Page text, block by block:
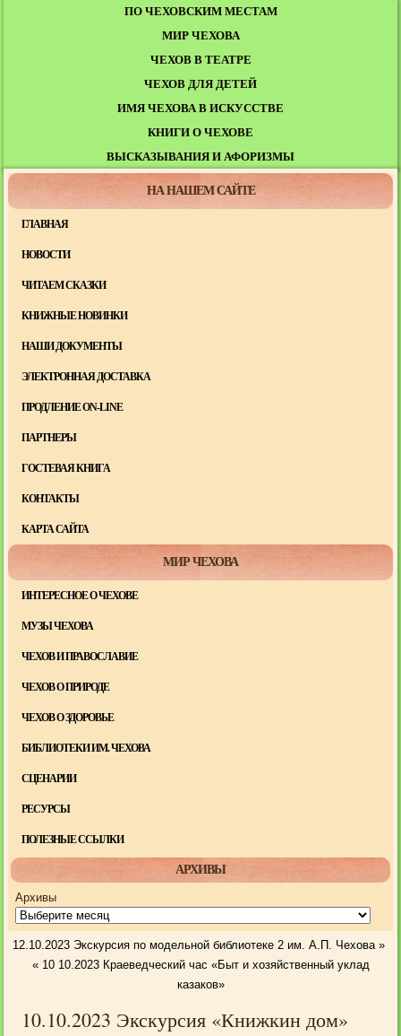
ПО ЧЕХОВСКИМ МЕСТАМ
МИР ЧЕХОВА
ЧЕХОВ В ТЕАТРЕ
ЧЕХОВ ДЛЯ ДЕТЕЙ
ИМЯ ЧЕХОВА В ИСКУССТВЕ
КНИГИ О ЧЕХОВЕ
ВЫСКАЗЫВАНИЯ И АФОРИЗМЫ
НА НАШЕМ САЙТЕ
ГЛАВНАЯ
НОВОСТИ
ЧИТАЕМ СКАЗКИ
КНИЖНЫЕ НОВИНКИ
НАШИ ДОКУМЕНТЫ
ЭЛЕКТРОННАЯ ДОСТАВКА
ПРОДЛЕНИЕ ON-LINE
ПАРТНЕРЫ
ГОСТЕВАЯ КНИГА
КОНТАКТЫ
КАРТА САЙТА
МИР ЧЕХОВА
ИНТЕРЕСНОЕ О ЧЕХОВЕ
МУЗЫ ЧЕХОВА
ЧЕХОВ И ПРАВОСЛАВИЕ
ЧЕХОВ О ПРИРОДЕ
ЧЕХОВ О ЗДОРОВЬЕ
БИБЛИОТЕКИ ИМ. ЧЕХОВА
СЦЕНАРИИ
РЕСУРСЫ
ПОЛЕЗНЫЕ ССЫЛКИ
АРХИВЫ
Архивы
12.10.2023 Экскурсия по модельной библиотеке 2 им. А.П. Чехова»
« 10 10.2023 Краеведческий час «Быт и хозяйственный уклад
казаков»
10.10.2023 Экскурсия «Книжкин дом»